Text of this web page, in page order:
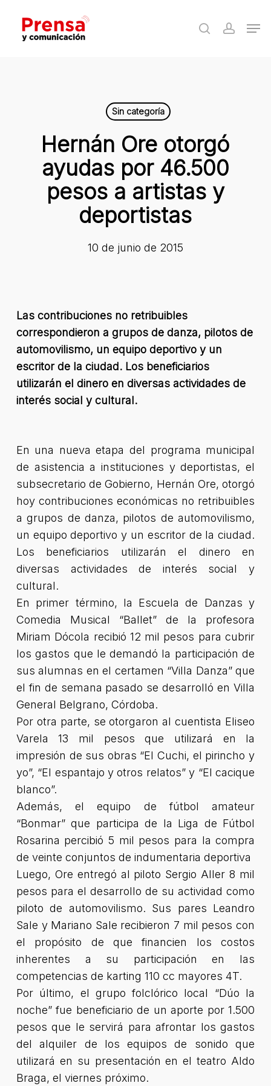
main
search
Sin categoría
Hernán Ore otorgó
ayudas por 46.500
pesos a artistas y
deportistas
10 de junio de 2015
Las contribuciones no retribuibles
correspondieron a grupos de danza, pilotos de
automovilismo, un equipo deportivo y un
escritor de la ciudad. Los beneficiarios
utilizarán el dinero en diversas actividades de
interés social y cultural.
En una nueva etapa del programa municipal
de asistencia a instituciones y deportistas, el
subsecretario de Gobierno, Hernán Ore, otorgó
hoy contribuciones económicas no retribuibles
a grupos de danza, pilotos de automovilismo,
un equipo deportivo y un escritor de la ciudad.
Los beneficiarios utilizarán el dinero en
diversas actividades de interés social y
cultural.
En primer término, la Escuela de Danzas y
Comedia Musical “Ballet” de la profesora
Miriam Dócola recibió 12 mil pesos para cubrir
los gastos que le demandó la participación de
sus alumnas en el certamen “Villa Danza” que
el fin de semana pasado se desarrolló en Villa
General Belgrano, Córdoba.
Por otra parte, se otorgaron al cuentista Eliseo
Varela 13 mil pesos que utilizará en la
impresión de sus obras “El Cuchi, el pirincho y
yo”, “El espantajo y otros relatos” y “El cacique
blanco”.
Además, el equipo de fútbol amateur
“Bonmar” que participa de la Liga de Fútbol
Rosarina percibió 5 mil pesos para la compra
de veinte conjuntos de indumentaria deportiva
Luego, Ore entregó al piloto Sergio Aller 8 mil
pesos para el desarrollo de su actividad como
piloto de automovilismo. Sus pares Leandro
Sale y Mariano Sale recibieron 7 mil pesos con
el propósito de que financien los costos
inherentes a su participación en las
competencias de karting 110 cc mayores 4T.
Por último, el grupo folclórico local “Dúo la
noche” fue beneficiario de un aporte por 1.500
pesos que le servirá para afrontar los gastos
del alquiler de los equipos de sonido que
utilizará en su presentación en el teatro Aldo
Braga, el viernes próximo.